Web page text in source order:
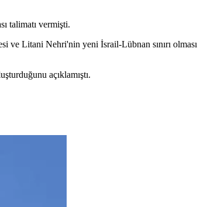
talimatı vermişti.
ve Litani Nehri'nin yeni İsrail-Lübnan sınırı olması
açıklamıştı.